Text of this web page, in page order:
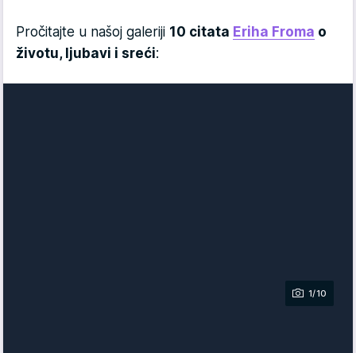
Pročitajte u našoj galeriji 10 citata Eriha Froma o
životu, ljubavi i sreći:
1/10